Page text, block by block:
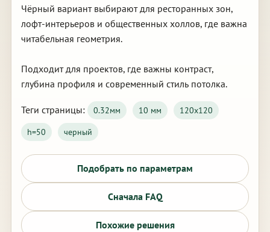
Чёрный вариант выбирают для ресторанных зон,
лофт-интерьеров и общественных холлов, где важна
читабельная геометрия.
Подходит для проектов, где важны контраст,
глубина профиля и современный стиль потолка.
Теги страницы: 0.32мм 10 мм
120х120
h=50
черный
Подобрать по параметрам
Сначала FAQ
Похожие решения